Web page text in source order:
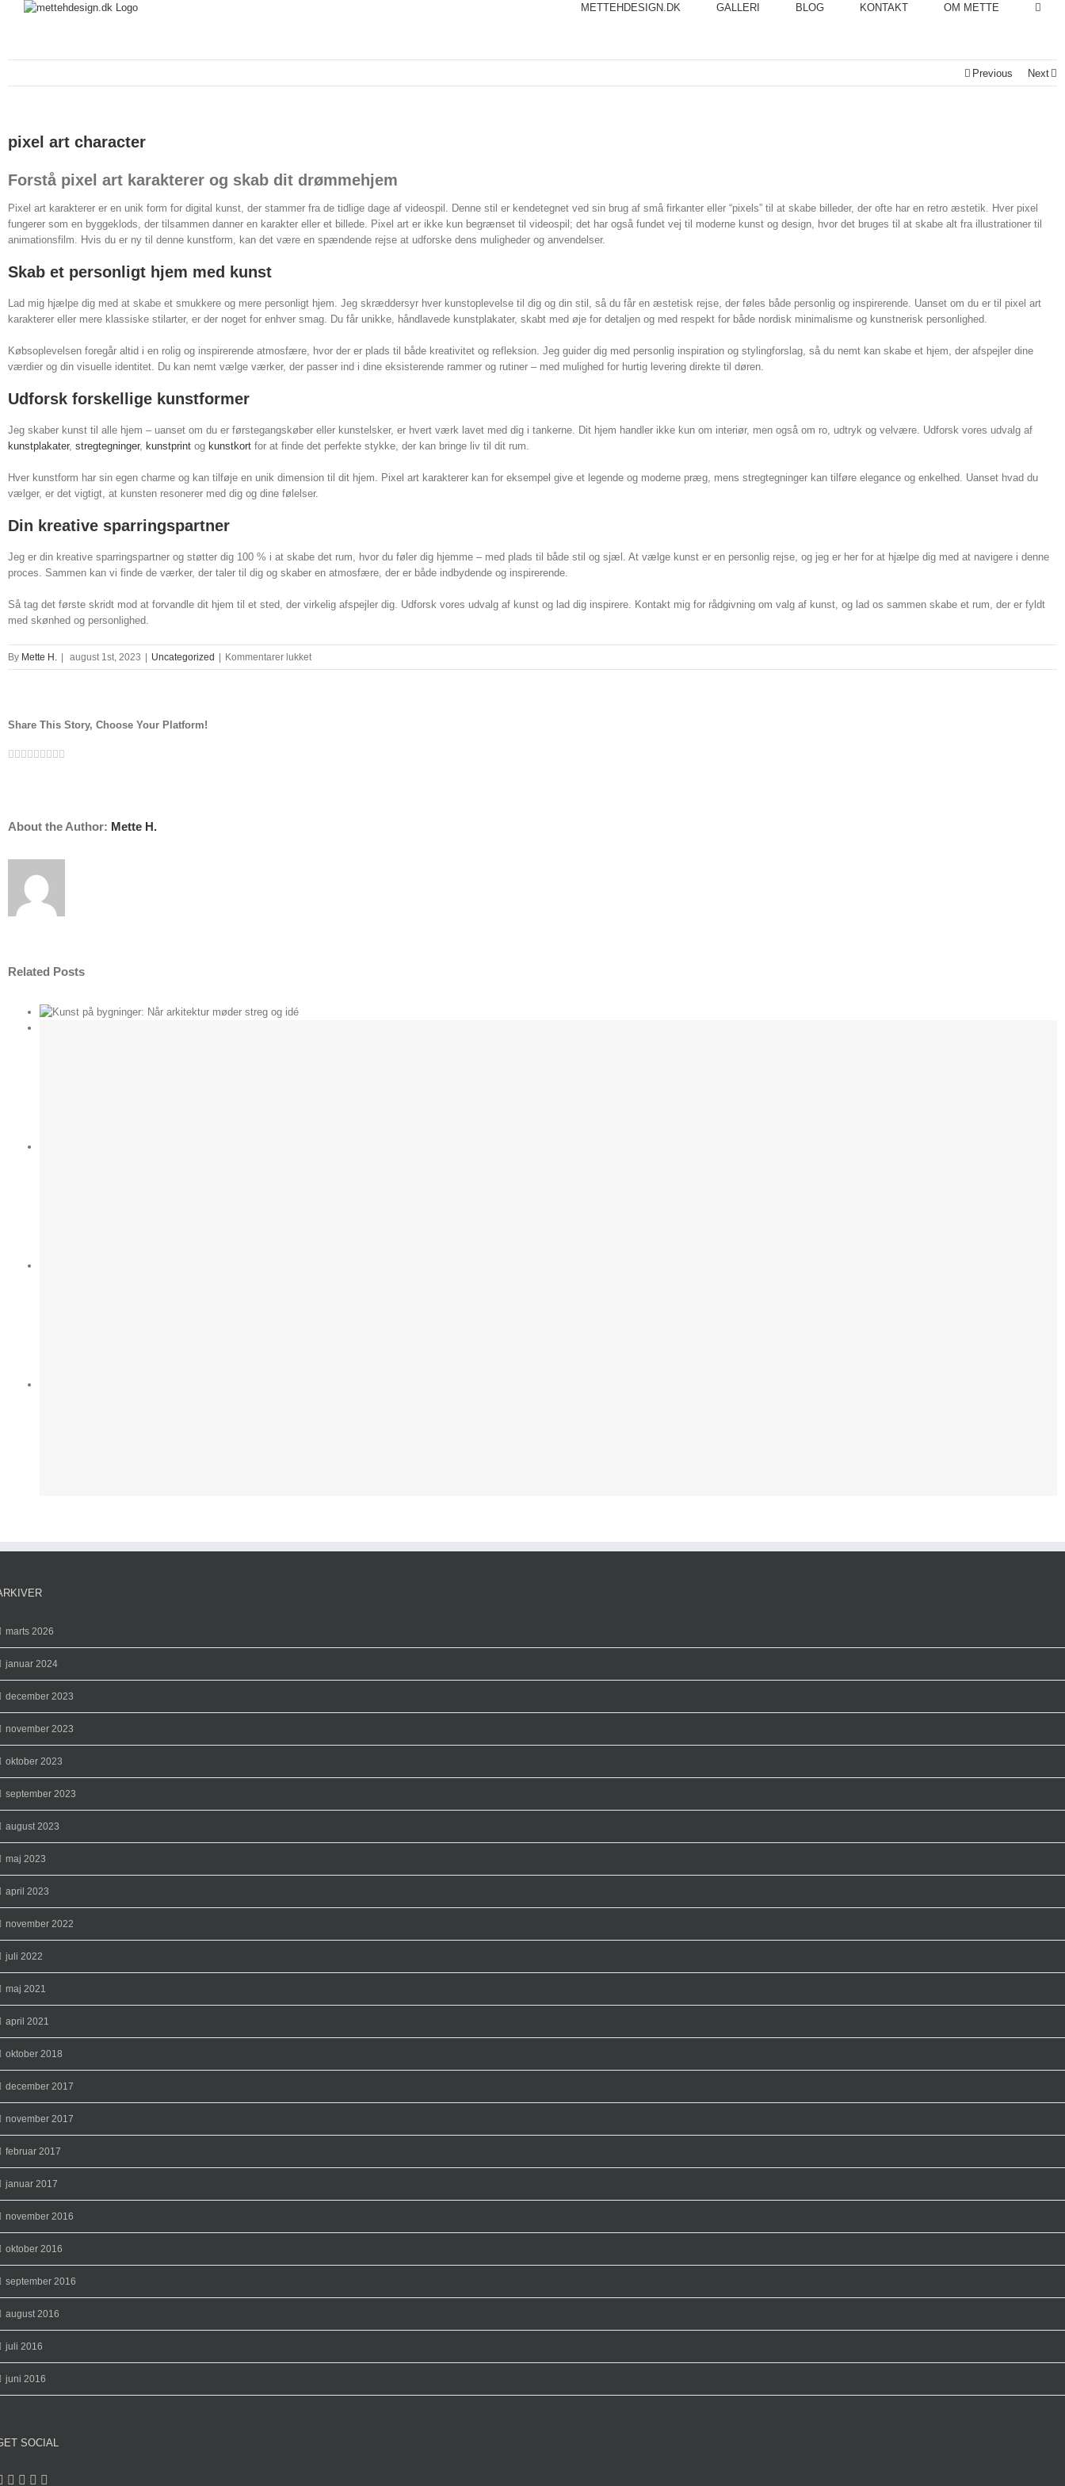
METTEHDESIGN.DK GALLERI BLOG KONTAKT OM METTE
Previous Next
pixel art character
Forstå pixel art karakterer og skab dit drømmehjem
Pixel art karakterer er en unik form for digital kunst, der stammer fra de tidlige dage af videospil. Denne stil er kendetegnet ved sin brug af små firkanter eller “pixels” til at skabe billeder, der ofte har en retro æstetik. Hver pixel
fungerer som en byggeklods, der tilsammen danner en karakter eller et billede. Pixel art er ikke kun begrænset til videospil; det har også fundet vej til moderne kunst og design, hvor det bruges til at skabe alt fra illustrationer til
animationsfilm. Hvis du er ny til denne kunstform, kan det være en spændende rejse at udforske dens muligheder og anvendelser.
Skab et personligt hjem med kunst
Lad mig hjælpe dig med at skabe et smukkere og mere personligt hjem. Jeg skræddersyr hver kunstoplevelse til dig og din stil, så du får en æstetisk rejse, der føles både personlig og inspirerende. Uanset om du er til pixel art
karakterer eller mere klassiske stilarter, er der noget for enhver smag. Du får unikke, håndlavede kunstplakater, skabt med øje for detaljen og med respekt for både nordisk minimalisme og kunstnerisk personlighed.
Købsoplevelsen foregår altid i en rolig og inspirerende atmosfære, hvor der er plads til både kreativitet og refleksion. Jeg guider dig med personlig inspiration og stylingforslag, så du nemt kan skabe et hjem, der afspejler dine
værdier og din visuelle identitet. Du kan nemt vælge værker, der passer ind i dine eksisterende rammer og rutiner – med mulighed for hurtig levering direkte til døren.
Udforsk forskellige kunstformer
Jeg skaber kunst til alle hjem – uanset om du er førstegangskøber eller kunstelsker, er hvert værk lavet med dig i tankerne. Dit hjem handler ikke kun om interiør, men også om ro, udtryk og velvære. Udforsk vores udvalg af
kunstplakater, stregtegninger, kunstprint og kunstkort for at finde det perfekte stykke, der kan bringe liv til dit rum.
Hver kunstform har sin egen charme og kan tilføje en unik dimension til dit hjem. Pixel art karakterer kan for eksempel give et legende og moderne præg, mens stregtegninger kan tilføre elegance og enkelhed. Uanset hvad du
vælger, er det vigtigt, at kunsten resonerer med dig og dine følelser.
Din kreative sparringspartner
Jeg er din kreative sparringspartner og støtter dig 100 % i at skabe det rum, hvor du føler dig hjemme – med plads til både stil og sjæl. At vælge kunst er en personlig rejse, og jeg er her for at hjælpe dig med at navigere i denne
proces. Sammen kan vi finde de værker, der taler til dig og skaber en atmosfære, der er både indbydende og inspirerende.
Så tag det første skridt mod at forvandle dit hjem til et sted, der virkelig afspejler dig. Udforsk vores udvalg af kunst og lad dig inspirere. Kontakt mig for rådgivning om valg af kunst, og lad os sammen skabe et rum, der er fyldt
med skønhed og personlighed.
By Mette H. august 1st, 2023 Uncategorized Kommentarer lukkettil
pixel
Share This Story, Choose Your Platform!
Facebook
Twitter
Linkedin
Reddit
Tumblr
Google+
Pinterest
Vk
About the Author: Mette H.
Related Posts
marts 2026
januar 2024
december 2023
november 2023
oktober 2023
september 2023
august 2023
maj 2023
april 2023
november 2022
juli 2022
maj 2021
april 2021
oktober 2018
december 2017
november 2017
februar 2017
januar 2017
november 2016
oktober 2016
september 2016
august 2016
juli 2016
juni 2016
SOCIAL